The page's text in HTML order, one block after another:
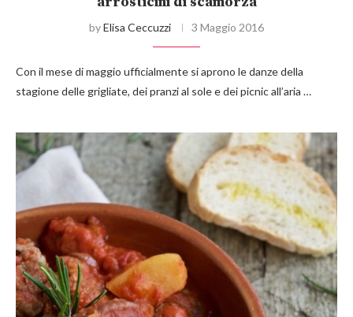
byElisa Ceccuzzi 3 Maggio 2016
Con il mese di maggio ufficialmente si aprono le danze della
stagione delle grigliate, dei pranzi al sole e dei picnic all’aria …